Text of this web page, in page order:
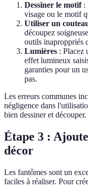
Dessiner le motif:
visage ou le motif
Utiliser un
découpez
outils inaproppriés
Lumières : Placez
effet lumineux
garanties pour un
pas.
Les erreurs communes
négligence dans
bien dessiner et découper.
Étape 3 :
décor
Les fantômes sont un
faciles à réaliser. Pour